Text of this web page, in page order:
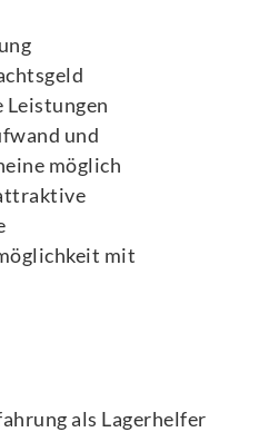
Leistungen
und
möglich
mit
als Lagerhelfer